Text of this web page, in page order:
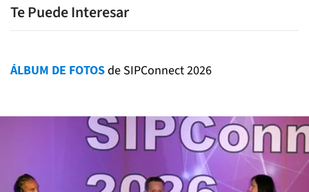
Te Puede Interesar
ÁLBUM DE FOTOSde SIPConnect 2026